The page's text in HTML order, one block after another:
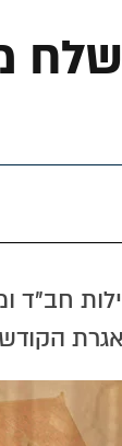
חב"דפרקטי:
מתבוננים